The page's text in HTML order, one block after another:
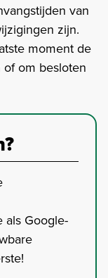
van
zijn.
moment de
om besloten
als Google-